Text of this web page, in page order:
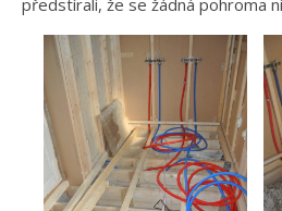
předstírali, že se žádná pohroma